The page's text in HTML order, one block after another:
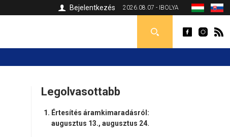
2026.08.07 - IBOLYA
Bejelentkezés
Legolvasottabb
Értesítés áramkimaradásról:
augusztus 13., augusztus 24.